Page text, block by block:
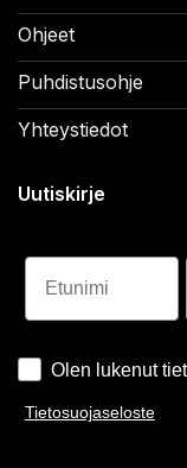
Ohjeet
Puhdistusohje
Yhteystiedot
Uutiskirje
Etunimi
Olen lukenut
Tietosuojaseloste